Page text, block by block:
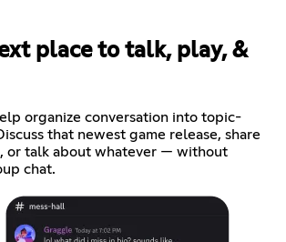
place to talk, play, &
organize conversation into topic-
that newest game release, share
or talk about whatever — without
chat.